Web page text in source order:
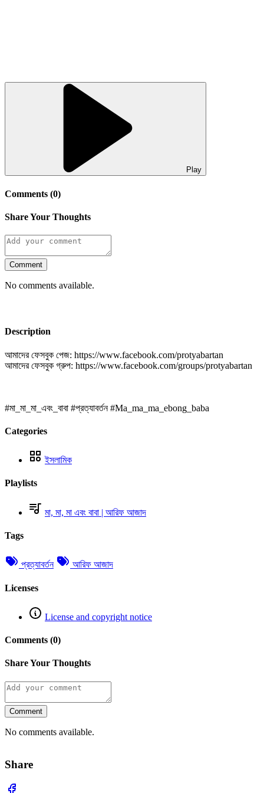
Play
Comments (0)
Share Your Thoughts
Comment
No comments available.
Description
আমাদের ফেসবুক পেজ: https://www.facebook.com/protyabartan
আমাদের ফেসবুক গ্রুপ: https://www.facebook.com/groups/protyabartan
#মা​_মা_মা_এবং_বাবা​ #প্রত্যাবর্তন​​​​​​ #Ma_ma_ma_ebong_baba
Categories
ইসলামিক
Playlists
মা, মা, মা এবং বাবা | আরিফ আজাদ
Tags
প্রত্যাবর্তন আরিফ আজাদ
Licenses
License and copyright notice
Comments (0)
Share Your Thoughts
Comment
No comments available.
Share